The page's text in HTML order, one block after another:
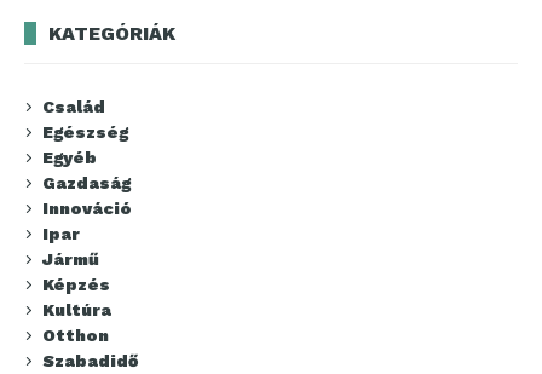
KATEGÓRIÁK
Család
Egészség
Egyéb
Gazdaság
Innováció
Ipar
Jármű
Képzés
Kultúra
Otthon
Szabadidő